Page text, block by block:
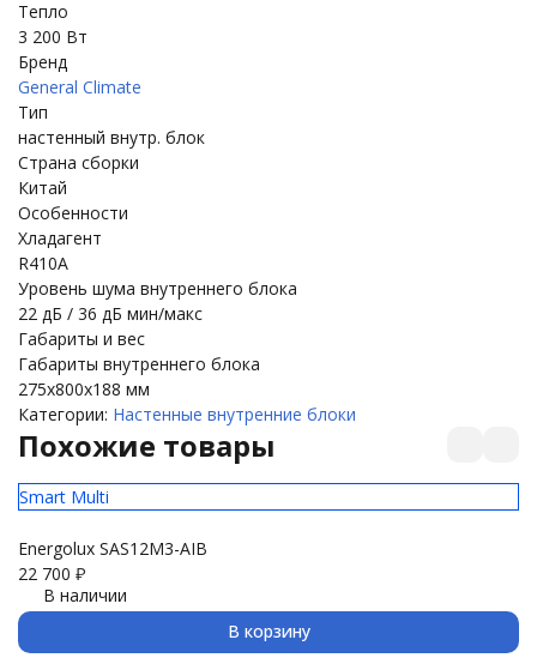
Тепло
3 200 Вт
Бренд
General Climate
Тип
настенный внутр. блок
Страна сборки
Китай
Особенности
Хладагент
R410A
Уровень шума внутреннего блока
22 дБ / 36 дБ мин/макс
Габариты и вес
Габариты внутреннего блока
275x800x188 мм
Категории: Настенные внутренние блоки
Похожие товары
Smart Multi
Energolux SAS12M3-AIB
22 700 ₽
В наличии
В корзину